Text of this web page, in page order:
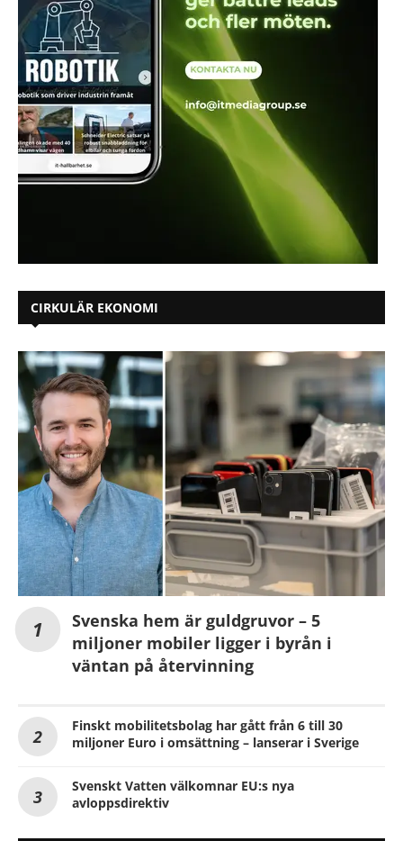
CIRKULÄR EKONOMI
Svenska hem är guldgruvor – 5
miljoner mobiler ligger i byrån i
väntan på återvinning
Finskt mobilitetsbolag har gått från 6 till 30
miljoner Euro i omsättning – lanserar i Sverige
Svenskt Vatten välkomnar EU:s nya
avloppsdirektiv